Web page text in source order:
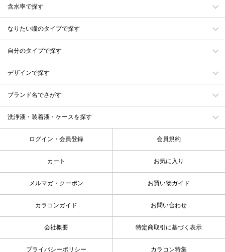
含水率で探す
なりたい瞳のタイプで探す
自分のタイプで探す
デザインで探す
ブランド名でさがす
洗浄液・装着液・ケースを探す
ログイン・会員登録 会員規約
カート お気に入り
メルマガ・クーポン お買い物ガイド
カラコンガイド お問い合わせ
会社概要 特定商取引に基づく表示
プライバシーポリシー カラコン特集